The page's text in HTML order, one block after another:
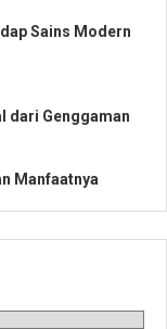
Sains Modern
dari Genggaman
Manfaatnya